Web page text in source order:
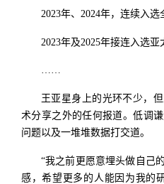
2023年、2024年，连续入选
2023年及2025年接连入选亚
……
王亚星身上的光环不少，
术分享之外的任何报道。低调
问题以及一堆堆数据打交道。
“我之前更愿意埋头做自己
感，希望更多的人能因为我的